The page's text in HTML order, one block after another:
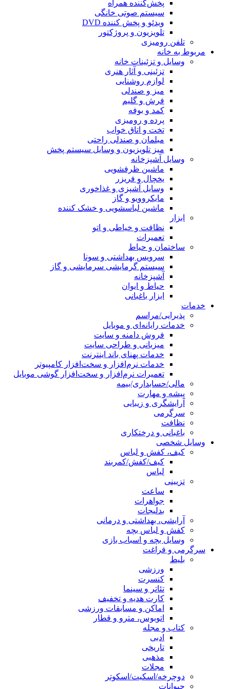
پخش‌کننده همراه
سیستم صوتی خانگی
ویدئو و پخش کننده DVD
تلویزیون و پروژکتور
تلفن رومیزی
مربوط به خانه
وسایل و تزئینات خانه
تزئینی و آثار هنری
لوازم روشنایی
میز و صندلی
فرش و گلیم
کمد و بوفه
پرده و رومیزی
تخت و اتاق خواب
مبلمان و صندلی راحتی
میز تلویزیون و وسایل سیستم پخش
وسایل آشپزخانه
ماشین ظرفشویی
یخچال و فریزر
وسایل آشپزی و غذاخوری
مایکروویو و گاز
ماشین لباسشویی و خشک کننده
ابزار
نظافت و خیاطی و اتو
تعمیرات
ساختمان و حیاط
سرویس بهداشتی و سونا
سیستم گرمایشی سرمایشی و گاز
آشپزخانه
حیاط و ایوان
ابزار باغبانی
خدمات
پذیرایی/مراسم
خدمات رایانه‌ای و موبایل
فروش دامنه و سایت
میزبانی و طراحی سایت
خدمات پهنای باند اینترنت
خدمات نرم‌افزار و سخت‌افزار کامپیوتر
تعمیرات نرم‌افزار و سخت‌افزار گوشی موبایل
مالی/حسابداری/بیمه
پیشه و مهارت
آرایشگری و زیبایی
سرگرمی
نظافت
باغبانی و درختکاری
وسایل شخصی
کیف، کفش و لباس
کیف/کفش/کمربند
لباس
تزیینی
ساعت
جواهرات
بدلیجات
آرایشی، بهداشتی و درمانی
کفش و لباس بچه
وسایل بچه و اسباب بازی
سرگرمی و فراغت
بلیط
ورزشی
کنسرت
تئاتر و سینما
کارت هدیه و تخفیف
اماکن و مسابقات ورزشی
اتوبوس، مترو و قطار
کتاب و مجله
ادبی
تاریخی
مذهبی
مجلات
دوچرخه/اسکیت/اسکوتر
حیوانات